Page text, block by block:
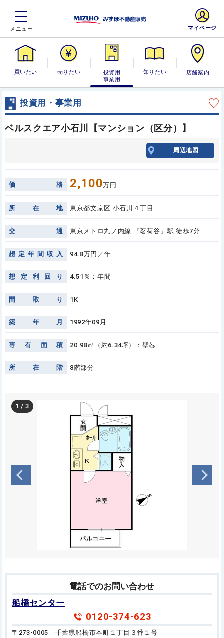
買いたい 売りたい
投資用・事業
用
知りたい 店舗案内
マイページ
投資用・事業用
ベルスクエア小石川【マンション（区分）】
周辺地図
価 格 2,100万円
所 在 地 東京都文京区 小石川４丁目
交 通 東京メトロ丸ノ内線 『茗荷谷』駅 徒歩7分
想 定 年 間 収 入 94.8万円／年
想 定 利 回 り 4.51％：年間
間 取 り 1K
築 年 月 1992年09月
専 有 面 積 20.98㎡（約6.34坪）：壁芯
所 在 階 8階部分
1 /3
電話でのお問い合わせ
船橋センター
0120-374-623
〒273-0005 千葉県船橋市本町１丁目３番１号